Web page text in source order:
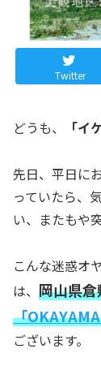
Twitter
どうも、 「
先日、平日に
っていたら、
い、またもや
こんな迷惑オ
は、 岡山県
「
ございます。